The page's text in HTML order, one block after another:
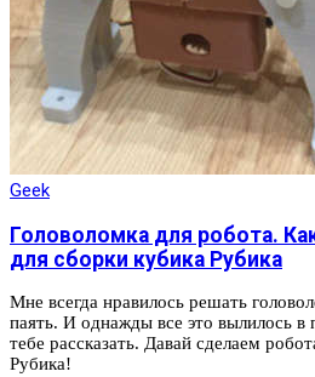
Geek
Головоломка для робота.
для сборки кубика Рубика
Мне всегда нравилось решать
паять. И однажды все это вылилось в
тебе рассказать. Давай сделаем
Рубика!